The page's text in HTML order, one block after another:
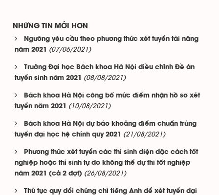
NHỮNG TIN MỚI HƠN
Ngưỡng yêu cầu theo phương thức xét tuyển tài năng
năm 2021
(07/06/2021)
Trường Đại học Bách khoa Hà Nội điều chỉnh Đề án
tuyển sinh năm 2021
(08/08/2021)
Bách khoa Hà Nội công bố mức điểm nhận hồ sơ xét
tuyển năm 2021
(10/08/2021)
Bách khoa Hà Nội dự báo khoảng điểm chuẩn trúng
tuyển đại học hệ chính quy 2021
(21/08/2021)
Phương thức xét tuyển các thí sinh diện đặc cách tốt
nghiệp hoặc thí sinh tự do không thể dự thi tốt nghiệp
năm 2021 (cả 2 đợt) (26/08/2021)
Thủ tục quy đổi chứng chỉ tiếng Anh để xét tuyển đại